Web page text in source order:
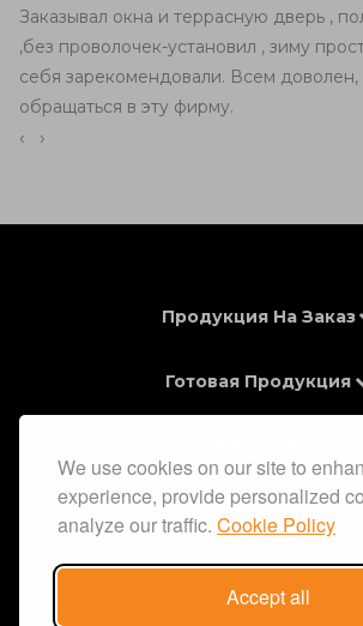
We use cookies on our site to
experience, provide personalized
analyze our traffic. Cookie Policy
Accept all
Заказывал окна и террасную дверь ,
,без проволочек-установил , зиму
себя зарекомендовали. Всем
обращаться в эту фирму.
‹ ›
Продукция На Заказ
Готовая Продукция
Информация